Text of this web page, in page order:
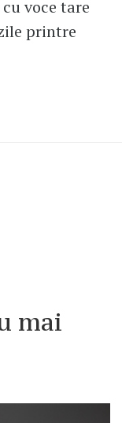
voce tare
printre
mai